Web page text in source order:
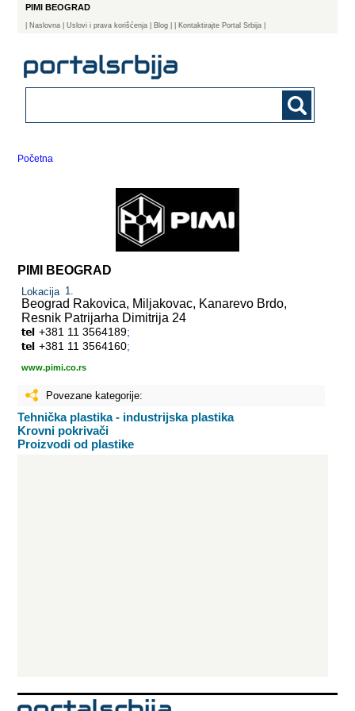
PIMI BEOGRAD
Naslovna | Uslovi i prava korišćenja Blog | Kontaktirajte Portal Srbija |
Početna
PIMI BEOGRAD
www.pimi.co.rs
Lokacija
Beograd Rakovica, Miljakovac, Kanarevo Brdo,
Resnik Patrijarha Dimitrija 24
+381 11 3564189;
+381 11 3564160;
Povezane kategorije:
Tehnička plastika - industrijska plastika
Krovni pokrivači
Proizvodi od plastike